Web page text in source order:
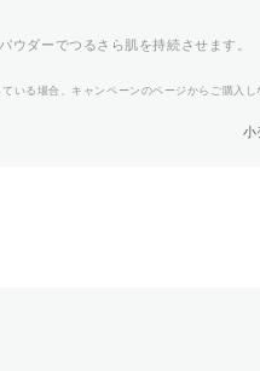
ウダーでつるさら肌を持続させます。
いる場合、キャンペーンのページからご購入し
小